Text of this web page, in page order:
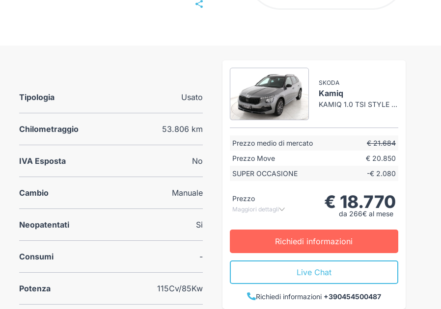
Tipologia Usato
Chilometraggio 53.806 km
IVA Esposta No
Cambio Manuale
Neopatentati Si
Consumi -
Potenza 115Cv/85Kw
SKODA
Kamiq
KAMIQ 1.0 TSI STYLE 115CV GPL
Prezzo medio di mercato
€ 21.684
Prezzo Move
€ 20.850
SUPER OCCASIONE
-€ 2.080
Prezzo
Maggiori dettagli € 18.770
da 266€ al mese
Richiedi informazioni
Live Chat
Richiedi informazioni +390454500487